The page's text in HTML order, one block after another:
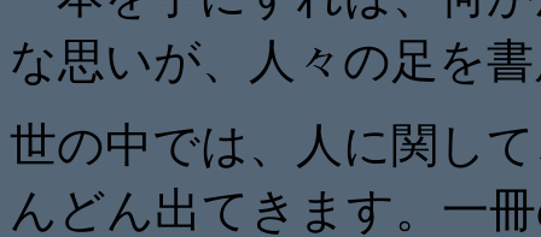
な思いが、人々の足を
世の中では、人に関し
んどん出てきます。一